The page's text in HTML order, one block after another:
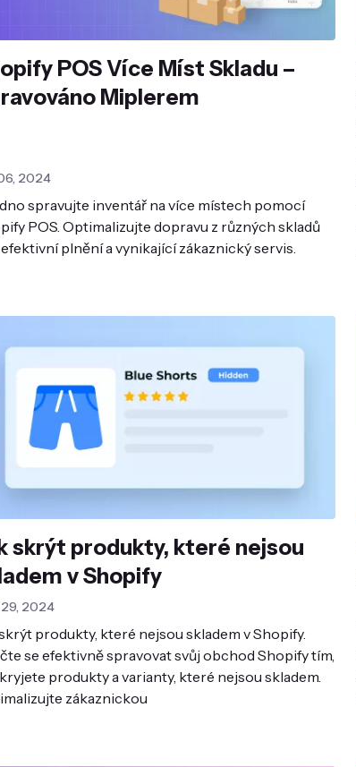
POS Více Míst Skladu –
Miplerem
2024
spravujte inventář na více místech pomocí
POS. Optimalizujte dopravu z různých skladů
plnění a vynikající zákaznický servis.
skrýt produkty, které nejsou
v Shopify
2024
produkty, které nejsou skladem v Shopify.
se efektivně spravovat svůj obchod Shopify tím,
produkty a varianty, které nejsou skladem.
zákaznickou